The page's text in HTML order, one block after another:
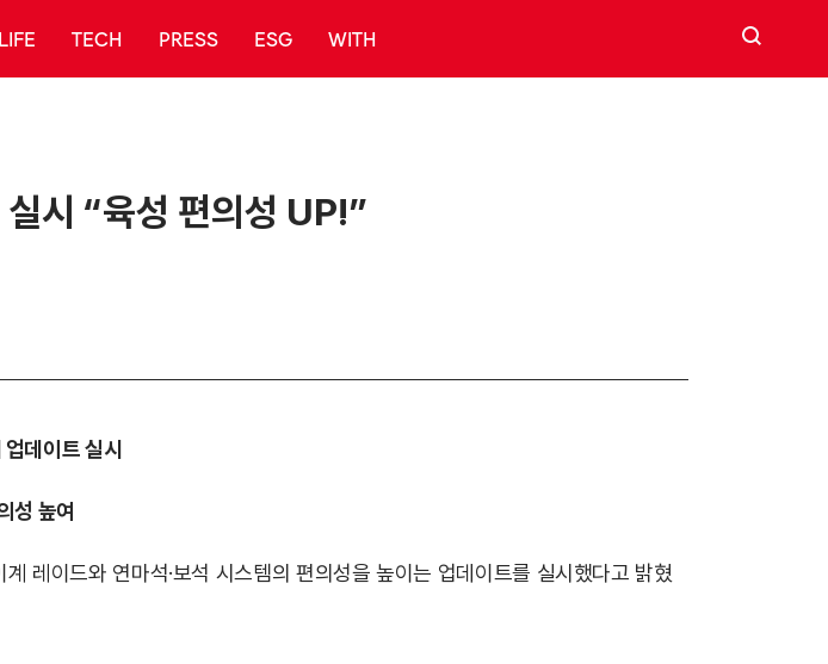
LIFE TECH PRESS ESG WITH 검색
실시 “육성 편의성 UP!”
데이트 실시
성 높여
레이드와 연마석·보석 시스템의 편의성을 높이는 업데이트를 실시했다고 밝혔